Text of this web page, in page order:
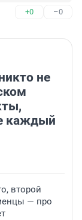
+0 –0
не
каждый
второй
— про